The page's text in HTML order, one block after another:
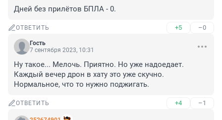
Дней без прилётов БПЛА - 0.
ОТВЕТИТЬ +5 –0
Гость
7 сентября 2023, 10:31
Ну такое... Мелочь. Приятно. Но уже надоедает.
Каждый вечер дрон в хату это уже скучно.
Нормальное, что то нужно поджигать.
ОТВЕТИТЬ +4 –1